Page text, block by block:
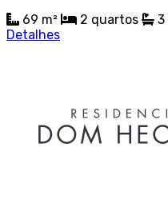
69 m²
2 quartos 3
Detalhes